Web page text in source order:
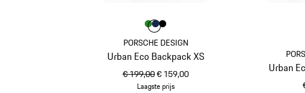
PORSCHE DESIGN
Urban Eco Backpack XS
oorspronkelijke prijs
€ 199,00verkoopprijs
€ 159,00
Laagste prijs
Kleur
Kleur
KleurKleur
Urban